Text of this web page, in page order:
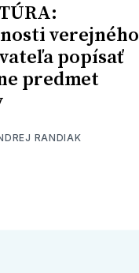
verejného
popísať
predmet
RANDIAK